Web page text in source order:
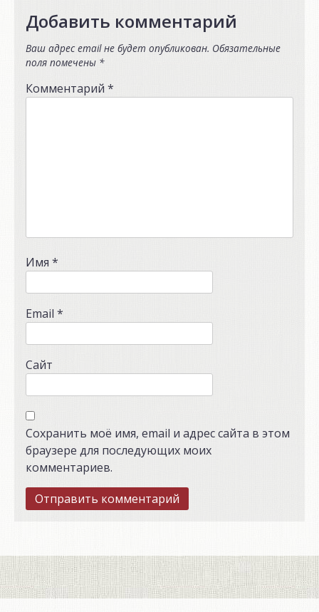
Добавить комментарий
Ваш адрес email не будет опубликован. Обязательные
поля помечены *
Комментарий *
Имя *
Email *
Сайт
Сохранить моё имя, email и адрес сайта в этом
браузере для последующих моих
комментариев.